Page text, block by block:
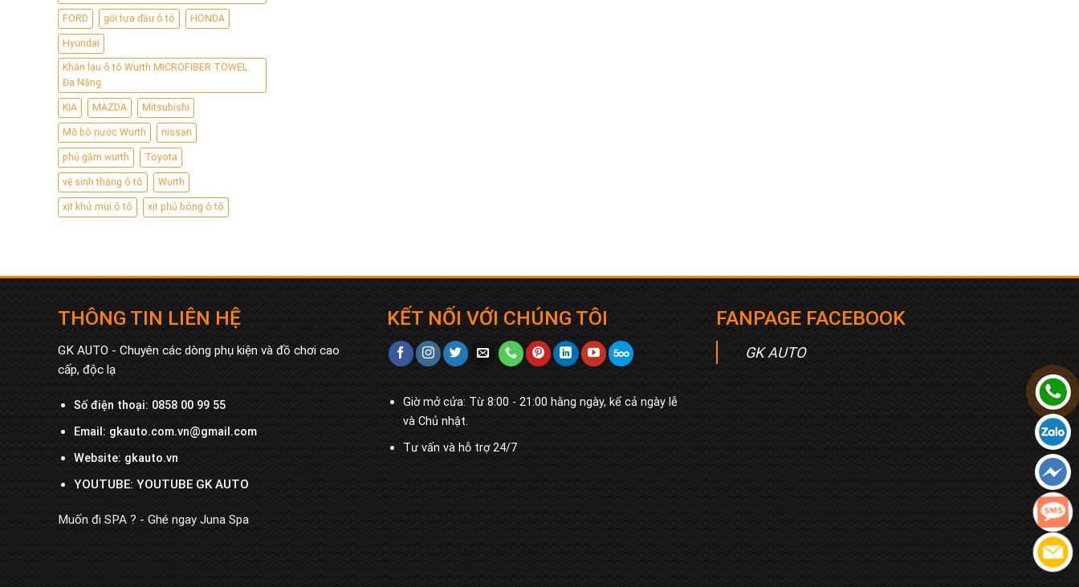
FORD gối tựa đầu ô tô HONDA
Hyundai
Khăn lau ô tô Wurth MICROFIBER TOWEL
Đa Năng
KIA MAZDA Mitsubishi
Mỡ bò nước Wurth nissan
phủ gầm wurth Toyota
vệ sinh thắng ô tô Wurth
xịt khử mùi ô tô xịt phủ bóng ô tô
THÔNG TIN LIÊN HỆ
GK AUTO - Chuyên các dòng phụ kiện và đồ chơi cao
cấp, độc lạ
Số điện thoại: 0858 00 99 55
Email: gkauto.com.vn@gmail.com
Website: gkauto.vn
YOUTUBE:YOUTUBE GK AUTO
Muốn đi SPA ? - Ghé ngayJuna Spa
KẾT NỐI VỚI CHÚNG TÔI
Giờ mở cửa: Từ 8:00 - 21:00 hằng ngày, kể cả ngày lễ
và Chủ nhật.
Tư vấn và hỗ trợ 24/7
FANPAGE FACEBOOK
GK AUTO